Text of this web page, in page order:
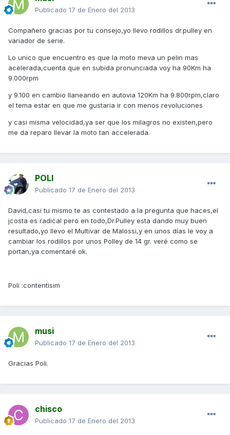
Publicado 17 de Enero del 2013
Compañero gracias por tu consejo,yo llevo rodillos dr.pulley en
variador de serie.
Lo unico que encuentro es que la moto meva un pelin mas
acelerada,cuenta que en subida pronunciada voy ha 90Km ha
9.000rpm
y 9.100 en cambio llaneando en autovia 120Km ha 9.800rpm,claro
el tema estar en que me gustaria ir con menos revoluciones
y casi misma velocidad,ya ser que los milagros no existen,pero
me da reparo llevar la moto tan accelerada.
POLI
Publicado 17 de Enero del 2013
David,casi tu mismo te as contestado a la pregunta que haces,el
jcosta es radical pero en todo,Dr.Pulley esta dando muy buen
resultado,yo llevo el Multivar de Malossi,y en unos días le voy a
cambiar los rodillos por unos Polley de 14 gr. veré como se
portan,ya comentaré ok.
Poli :contentisim
musi
Publicado 17 de Enero del 2013
Gracias Poli.
chisco
Publicado 17 de Enero del 2013